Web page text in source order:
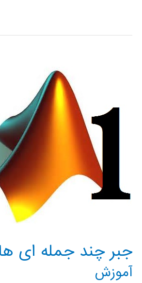
فازی
مختلف
آموزش
جبر چند جمله ای ها
آموزش